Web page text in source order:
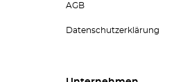
AGB
Datenschutzerklärung